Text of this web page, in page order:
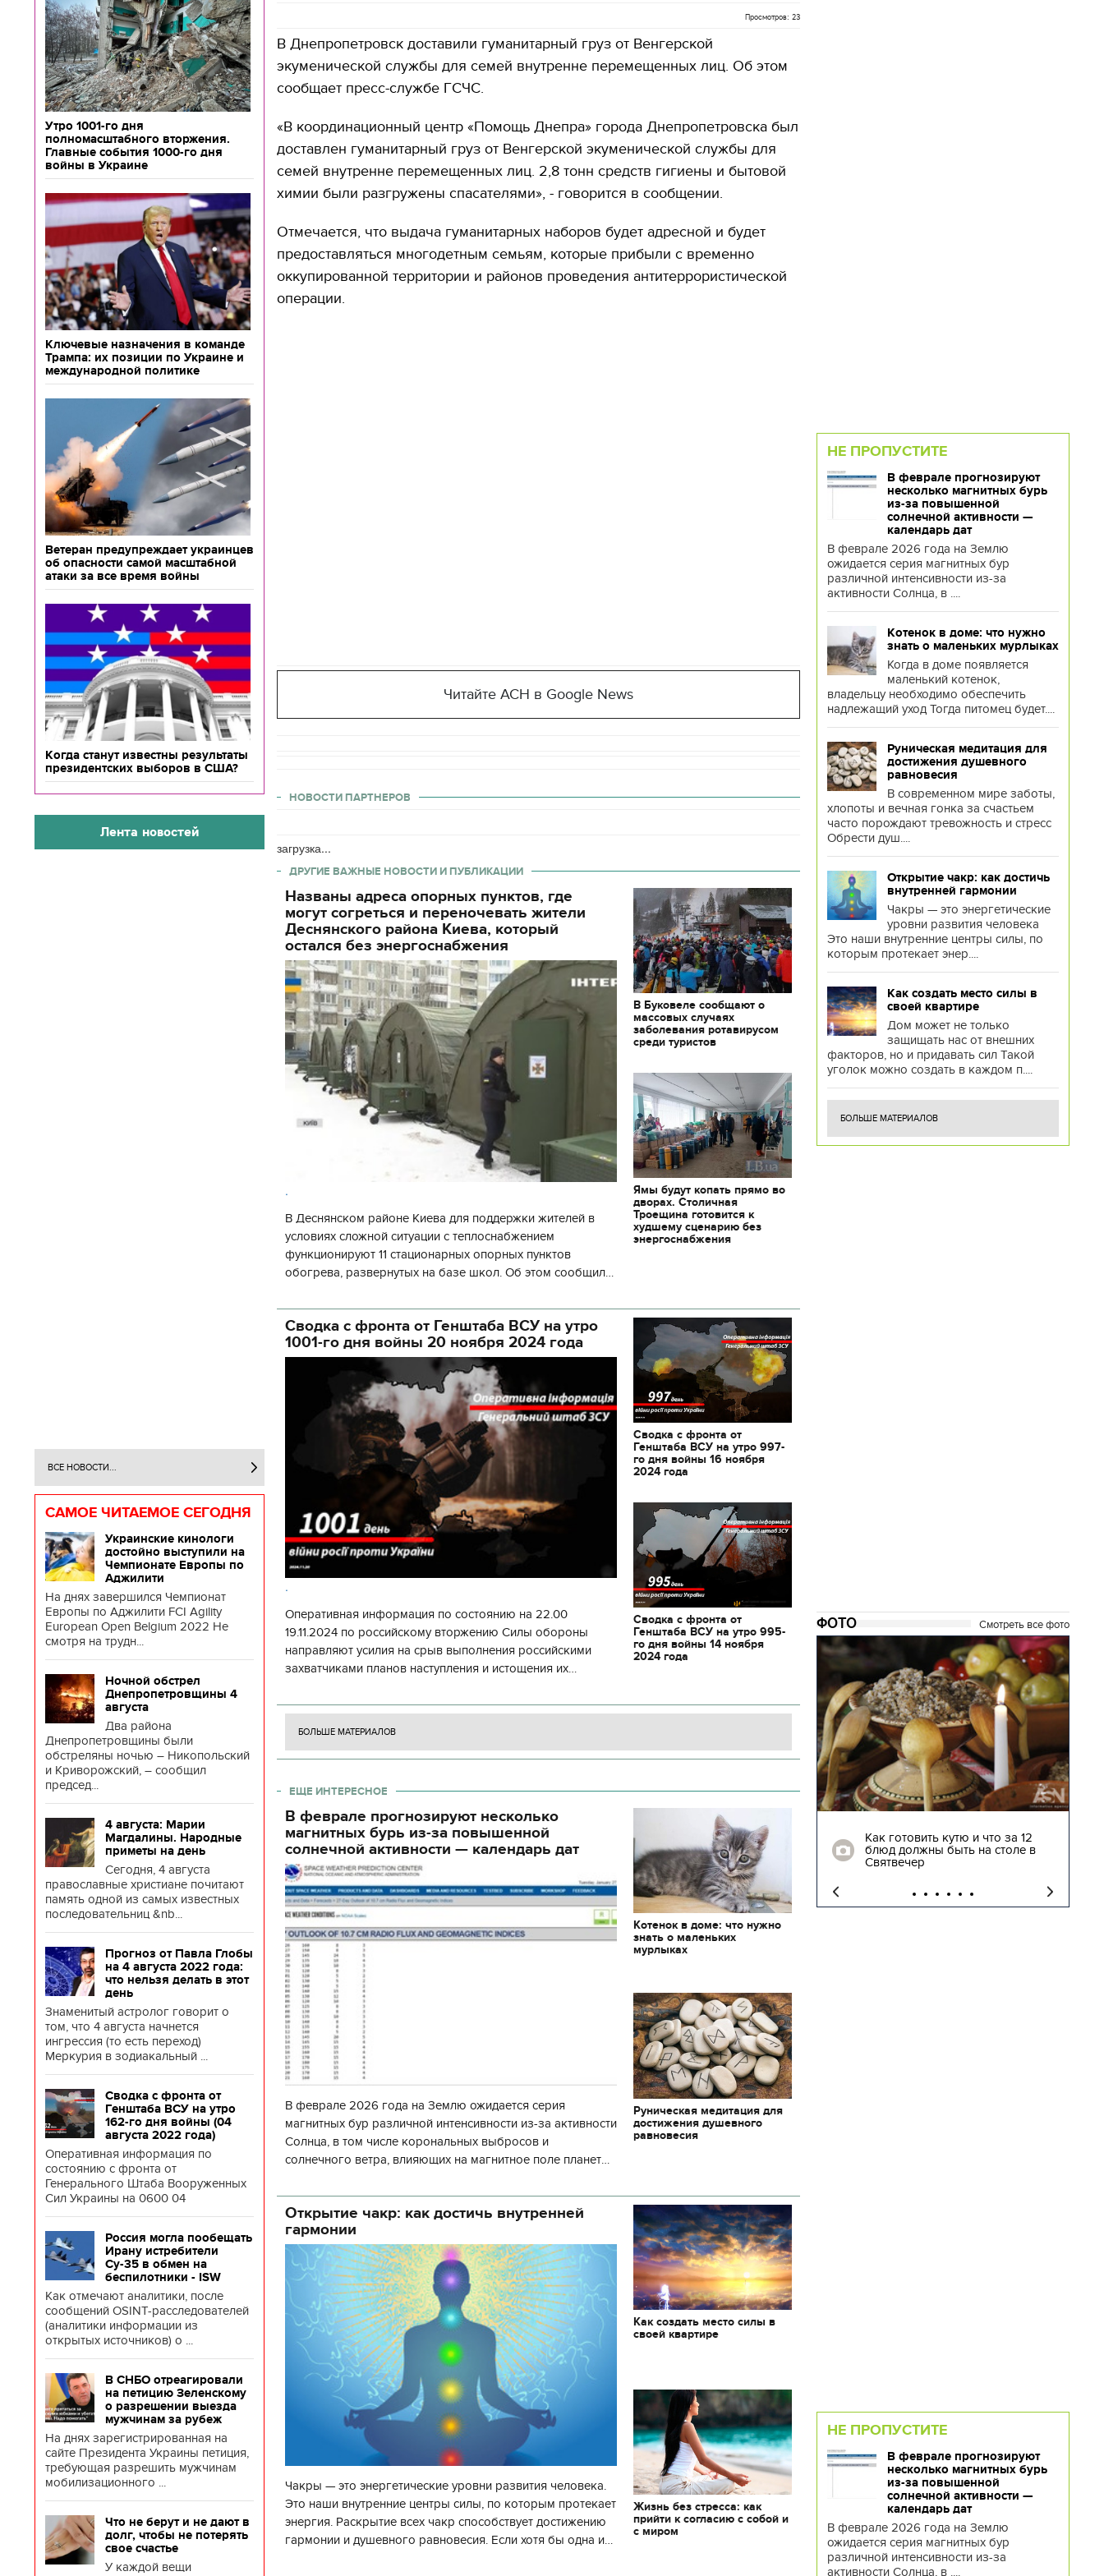
Утро 1001-го дня
полномасштабного вторжения.
Главные события 1000-го дня
войны в Украине
Ключевые назначения в команде
Трампа: их позиции по Украине и
международной политике
Ветеран предупреждает украинцев
об опасности самой масштабной
атаки за все время войны
Когда станут известны результаты
президентских выборов в США?
Лента новостей
ВСЕ НОВОСТИ...
САМОЕ ЧИТАЕМОЕ СЕГОДНЯ
Украинские кинологи
достойно выступили на
Чемпионате Европы по
Аджилити
На днях завершился Чемпионат
Европы по Аджилити FCI Agility
European Open Belgium 2022 Не
смотря на трудн...
Ночной обстрел
Днепропетровщины 4
августа
Два района
Днепропетровщины были
обстреляны ночью – Никопольский
и Криворожский, – сообщил
председ...
4 августа: Марии
Магдалины. Народные
приметы на день
Сегодня, 4 августа
православные христиане почитают
память одной из самых известных
последовательниц &nb...
Прогноз от Павла Глобы
на 4 августа 2022 года:
что нельзя делать в этот
день
Знаменитый астролог говорит о
том, что 4 августа начнется
ингрессия (то есть переход)
Меркурия в зодиакальный ...
Сводка с фронта от
Генштаба ВСУ на утро
162-го дня войны (04
августа 2022 года)
Оперативная информация по
состоянию с фронта от
Генерального Штаба Вооруженных
Сил Украины на 0600 04
Россия могла пообещать
Ирану истребители
Су-35 в обмен на
беспилотники - ISW
Как отмечают аналитики, после
сообщений OSINT-расследователей
(аналитики информации из
открытых источников) о ...
В СНБО отреагировали
на петицию Зеленскому
о разрешении выезда
мужчинам за рубеж
На днях зарегистрированная на
сайте Президента Украины петиция,
требующая разрешить мужчинам
мобилизационного ...
Что не берут и не дают в
долг, чтобы не потерять
свое счастье
У каждой вещи
Просмотров: 23
В Днепропетровск доставили гуманитарный груз от Венгерской
экуменической службы для семей внутренне перемещенных лиц. Об этом
сообщает пресс-службе ГСЧС.
«В координационный центр «Помощь Днепра» города Днепропетровска был
доставлен гуманитарный груз от Венгерской экуменической службы для
семей внутренне перемещенных лиц. 2,8 тонн средств гигиены и бытовой
химии были разгружены спасателями», - говорится в сообщении.
Отмечается, что выдача гуманитарных наборов будет адресной и будет
предоставляться многодетным семьям, которые прибыли с временно
оккупированной территории и районов проведения антитеррористической
операции.
Читайте АСН в Google News
НОВОСТИ ПАРТНЕРОВ
загрузка...
ДРУГИЕ ВАЖНЫЕ НОВОСТИ И ПУБЛИКАЦИИ
Названы адреса опорных пунктов, где
могут согреться и переночевать жители
Деснянского района Киева, который
остался без энергоснабжения
.
В Деснянском районе Киева для поддержки жителей в
условиях сложной ситуации с теплоснабжением
функционируют 11 стационарных опорных пунктов
обогрева, развернутых на базе школ. Об этом сообщил
государственной а
В Буковеле сообщают о
массовых случаях
заболевания ротавирусом
среди туристов
Ямы будут копать прямо во
дворах. Столичная
Троещина готовится к
худшему сценарию без
энергоснабжения
Сводка с фронта от Генштаба ВСУ на утро
1001-го дня войны 20 ноября 2024 года
.
Оперативная информация по состоянию на 22.00
19.11.2024 по российскому вторжению Силы обороны
направляют усилия на срыв выполнения российскими
захватчиками планов наступления и истощения их
боевых ст
Сводка с фронта от
Генштаба ВСУ на утро 997-
го дня войны 16 ноября
2024 года
Сводка с фронта от
Генштаба ВСУ на утро 995-
го дня войны 14 ноября
2024 года
БОЛЬШЕ МАТЕРИАЛОВ
ЕЩЕ ИНТЕРЕСНОЕ
В феврале прогнозируют несколько
магнитных бурь из-за повышенной
солнечной активности — календарь дат
В феврале 2026 года на Землю ожидается серия
магнитных бур различной интенсивности из-за активности
Солнца, в том числе корональных выбросов и
солнечного ветра, влияющих на магнитное поле планеты.
об
Котенок в доме: что нужно
знать о маленьких
мурлыках
Руническая медитация для
достижения душевного
равновесия
Открытие чакр: как достичь внутренней
гармонии
Чакры — это энергетические уровни развития человека.
Это наши внутренние центры силы, по которым протекает
энергия. Раскрытие всех чакр способствует достижению
гармонии и душевного равновесия. Если хотя бы одна и
Как создать место силы в
своей квартире
Жизнь без стресса: как
прийти к согласию с собой и
с миром
НЕ ПРОПУСТИТЕ
В феврале прогнозируют
несколько магнитных бурь
из-за повышенной
солнечной активности —
календарь дат
В феврале 2026 года на Землю
ожидается серия магнитных бур
различной интенсивности из-за
активности Солнца, в ....
Котенок в доме: что нужно
знать о маленьких мурлыках
Когда в доме появляется
маленький котенок,
владельцу необходимо обеспечить
надлежащий уход Тогда питомец будет....
Руническая медитация для
достижения душевного
равновесия
В современном мире заботы,
хлопоты и вечная гонка за счастьем
часто порождают тревожность и стресс
Обрести душ....
Открытие чакр: как достичь
внутренней гармонии
Чакры — это энергетические
уровни развития человека
Это наши внутренние центры силы, по
которым протекает энер....
Как создать место силы в
своей квартире
Дом может не только
защищать нас от внешних
факторов, но и придавать сил Такой
уголок можно создать в каждом п....
БОЛЬШЕ МАТЕРИАЛОВ
ФОТО Смотреть все фото
11.10.2017 | 16:22
Времена Руси: как выглядят
декорации к фильму
"Сторожевая застава"
04.01.2018 | 17:16
Как готовить кутю и что за 12
блюд должны быть на столе в
Святвечер
Возвращение на Родину. Самые
трогательные кадры встречи
освобожденных заложников
НЕ ПРОПУСТИТЕ
В феврале прогнозируют
несколько магнитных бурь
из-за повышенной
солнечной активности —
календарь дат
В феврале 2026 года на Землю
ожидается серия магнитных бур
различной интенсивности из-за
активности Солнца, в ....